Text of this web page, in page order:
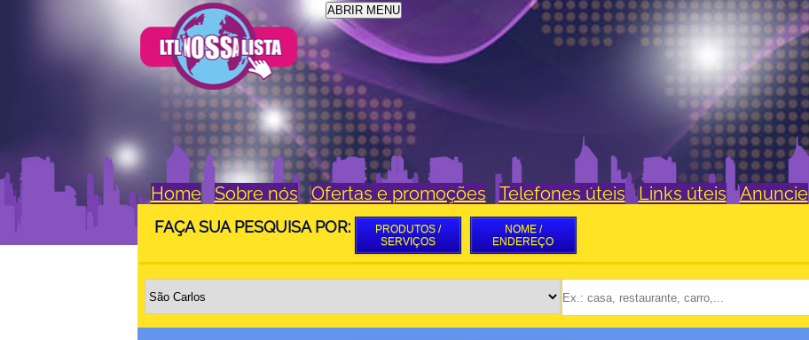
ABRIR MENU
Home Sobre nós Ofertas e promoções Telefones úteis Links úteis Anuncie
FAÇA SUA PESQUISA POR:
PRODUTOS /
SERVIÇOS
NOME /
ENDEREÇO